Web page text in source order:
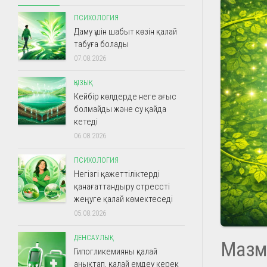
ПСИХОЛОГИЯ
Даму үшін шабыт көзін қалай
табуға болады
07.08.2026
ҚЫЗЫҚ
Кейбір көлдерде неге ағыс
болмайды және су қайда
кетеді
06.08.2026
ПСИХОЛОГИЯ
Негізгі қажеттіліктерді
қанағаттандыру стрессті
жеңуге қалай көмектеседі
05.08.2026
ДЕНСАУЛЫҚ
Гипогликемияны қалай
анықтап, қалай емдеу керек